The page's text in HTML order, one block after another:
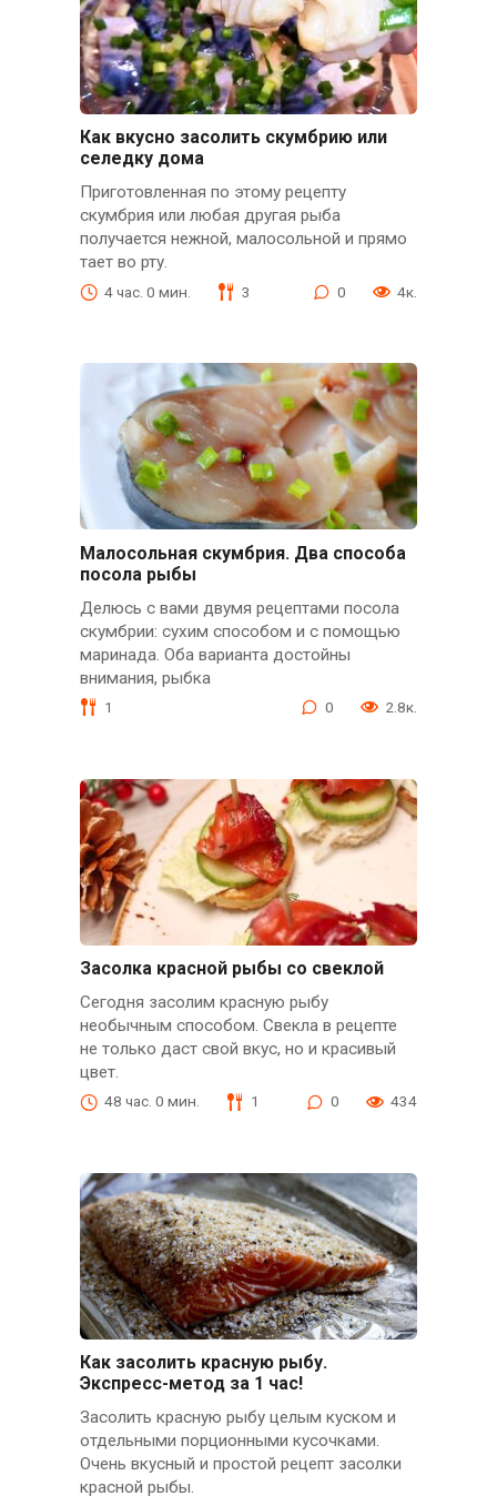
Как вкусно засолить скумбрию или
селедку дома
Приготовленная по этому рецепту
скумбрия или любая другая рыба
получается нежной, малосольной и прямо
тает во рту.
4 час. 0 мин. 3 0 4к.
Малосольная скумбрия. Два способа
посола рыбы
Делюсь с вами двумя рецептами посола
скумбрии: сухим способом и с помощью
маринада. Оба варианта достойны
внимания, рыбка
1 0 2.8к.
Засолка красной рыбы со свеклой
Сегодня засолим красную рыбу
необычным способом. Свекла в рецепте
не только даст свой вкус, но и красивый
цвет.
48 час. 0 мин. 1 0 434
Как засолить красную рыбу.
Экспресс-метод за 1 час!
Засолить красную рыбу целым куском и
отдельными порционными кусочками.
Очень вкусный и простой рецепт засолки
красной рыбы.